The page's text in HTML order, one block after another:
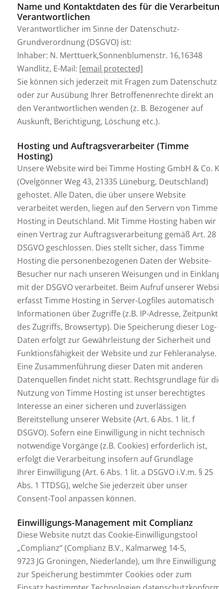
Name und Kontaktdaten des für die
Verantwortlichen
Verantwortlicher im Sinne der Datenschutz-
Grundverordnung (DSGVO) ist:
Inhaber: N. Merttuerk,Sonnenblumenstr. 16,16348
Wandlitz, E-Mail: [email protected]
Sie können sich jederzeit mit Fragen zum Datenschutz
oder zur Ausübung Ihrer Betroffenenrechte direkt an
den Verantwortlichen wenden (z. B. Bezogener auf
Auskunft, Berichtigung, Löschung etc.).
Hosting und Auftragsverarbeiter (Timme
Hosting)
Unsere Website wird bei Timme Hosting GmbH & Co.
(Ovelgönner Weg 43, 21335 Lüneburg, Deutschland)
gehostet. Alle Daten, die über unsere Website
verarbeitet werden, liegen auf den Servern von Timme
Hosting in Deutschland. Mit Timme Hosting haben wir
einen Vertrag zur Auftragsverarbeitung gemäß Art. 28
DSGVO geschlossen. Dies stellt sicher, dass Timme
Hosting die personenbezogenen Daten der Website-
Besucher nur nach unseren Weisungen und in
mit der DSGVO verarbeitet. Beim Aufruf unserer
erfasst Timme Hosting in Server-Logfiles automatisch
Informationen über Zugriffe (z.B. IP-Adresse, Zeitpunkt
des Zugriffs, Browsertyp). Die Speicherung dieser Log-
Daten erfolgt zur Gewährleistung der Sicherheit und
Funktionsfähigkeit der Website und zur Fehleranalyse.
Eine Zusammenführung dieser Daten mit anderen
Datenquellen findet nicht statt. Rechtsgrundlage für
Nutzung von Timme Hosting ist unser berechtigtes
Interesse an einer sicheren und zuverlässigen
Bereitstellung unserer Website (Art. 6 Abs. 1 lit. f
DSGVO). Sofern eine Einwilligung in nicht technisch
notwendige Vorgänge (z.B. Cookies) erforderlich ist,
erfolgt die Verarbeitung insofern auf Grundlage
Ihrer Einwilligung (Art. 6 Abs. 1 lit. a DSGVO i.V.m. § 25
Abs. 1 TTDSG), welche Sie jederzeit über unser
Consent-Tool anpassen können.
Einwilligungs-Management mit Complianz
Diese Website nutzt das Cookie-Einwilligungstool
„Complianz“ (Complianz B.V., Kalmarweg 14-5,
9723 JG Groningen, Niederlande), um Ihre Einwilligung
zur Speicherung bestimmter Cookies oder zum